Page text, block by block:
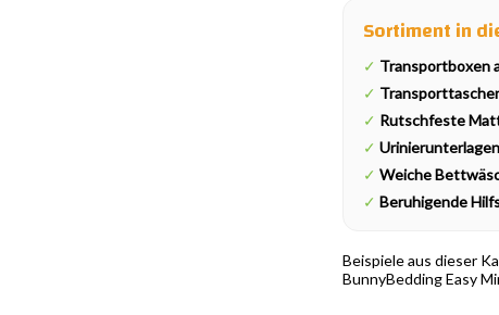
Sortiment in
✓ Transportboxen
✓
✓ Rutschfeste
✓
✓ Weiche
✓ Beruhigende
Beispiele aus dieser
BunnyBedding Easy